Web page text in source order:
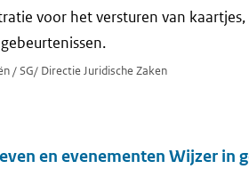
voor het versturen van
/ SG/ Directie Juridische Zaken
en evenementen Wijzer in